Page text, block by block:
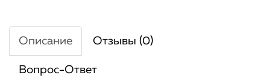
Описание Отзывы (0)
Вопрос-Ответ